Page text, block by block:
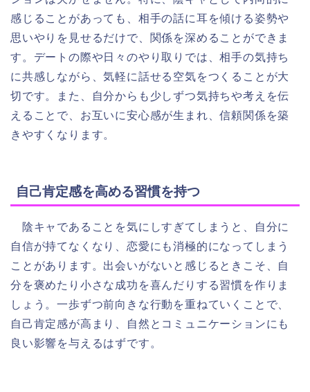
感じることがあっても、相手の話に耳を傾ける姿勢や
思いやりを見せるだけで、関係を深めることができま
す。デートの際や日々のやり取りでは、相手の気持ち
に共感しながら、気軽に話せる空気をつくることが大
切です。また、自分からも少しずつ気持ちや考えを伝
えることで、お互いに安心感が生まれ、信頼関係を築
きやすくなります。
自己肯定感を高める習慣を持つ
陰キャであることを気にしすぎてしまうと、自分に
自信が持てなくなり、恋愛にも消極的になってしまう
ことがあります。出会いがないと感じるときこそ、自
分を褒めたり小さな成功を喜んだりする習慣を作りま
しょう。一歩ずつ前向きな行動を重ねていくことで、
自己肯定感が高まり、自然とコミュニケーションにも
良い影響を与えるはずです。